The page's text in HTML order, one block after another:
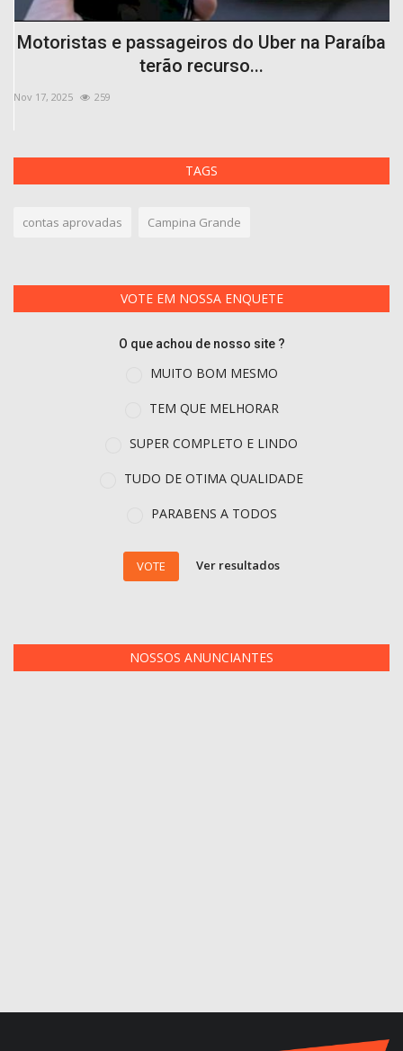
Motoristas e passageiros do Uber na Paraíba
terão recurso...
Nov 17, 2025 259
TAGS
contas aprovadas Campina Grande
VOTE EM NOSSA ENQUETE
O que achou de nosso site ?
MUITO BOM MESMO
TEM QUE MELHORAR
SUPER COMPLETO E LINDO
TUDO DE OTIMA QUALIDADE
PARABENS A TODOS
VOTE Ver resultados
NOSSOS ANUNCIANTES